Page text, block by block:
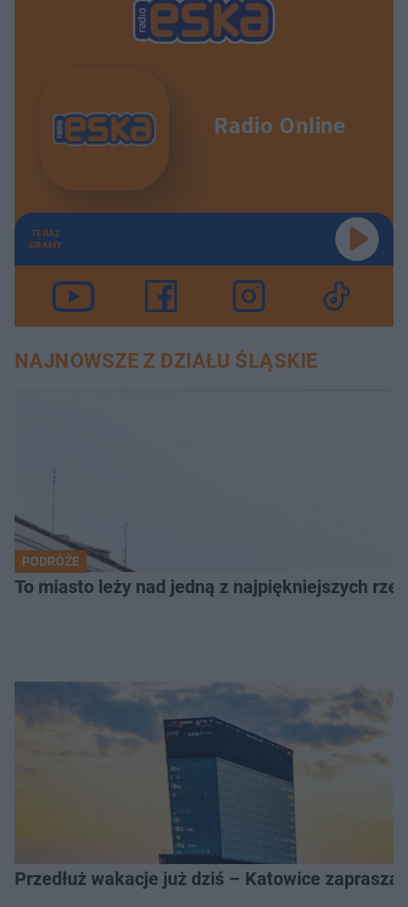
Radio Online
TERAZ
GRAMY
NAJNOWSZE Z DZIAŁU ŚLĄSKIE
PODRÓŻE
To miasto leży nad jedną z najpiękniejszych
Przedłuż wakacje już dziś – Katowice